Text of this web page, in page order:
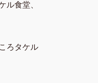
ル食堂、
ろタケル